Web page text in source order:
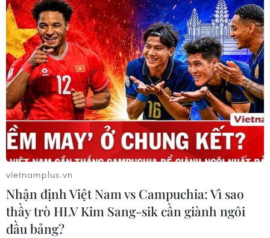
vietnamplus.vn
Nhận định Việt Nam vs Campuchia: Vì sao
thầy trò HLV Kim Sang-sik cần giành ngôi
đầu bảng?